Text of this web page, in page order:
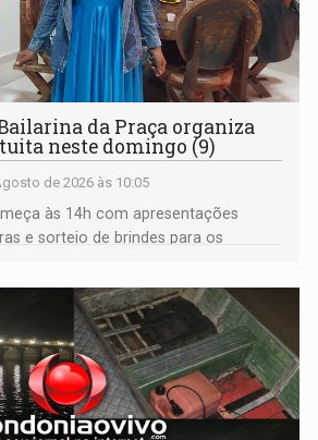
Bailarina da Praça organiza
neste domingo (9)
de 2026 às 10:05
às 14h com apresentações
e sorteio de brindes para os
dedicado aos pais